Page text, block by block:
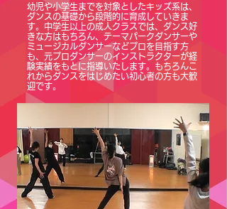
幼児や小学生までを対象としたキッズ系は、
ダンスの基礎から段階的に育成していきま
す。中学生以上の成人クラスでは、ダンス好
きな方はもちろん、テーマパークダンサーや
ミュージカルダンサーなどプロを目指す方
も、元プロダンサーのインストラクターが経
験実績をもとに指導いたします。もちろんこ
れからダンスをはじめたい初心者の方も大歓
迎です。